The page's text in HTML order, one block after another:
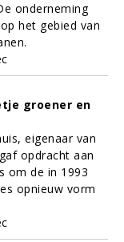
onderneming
het gebied van
groener en
eigenaar van
opdracht aan
om de in 1993
opnieuw vorm